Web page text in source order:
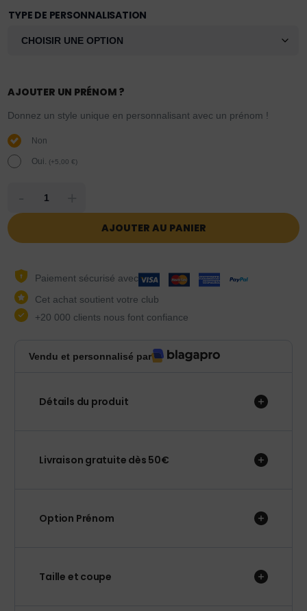
TYPE DE PERSONNALISATION
AJOUTER UN PRÉNOM ?
Donnez un style unique en personnalisant avec un prénom !
Non
Oui. (+5,00€)
AJOUTER AU PANIER
Paiement sécurisé avec
Cet achat soutient votre club
+20 000 clients nous font confiance
Vendu et personnalisé par
Détails du produit
Livraison gratuite dès 50€
Option Prénom
Taille et coupe